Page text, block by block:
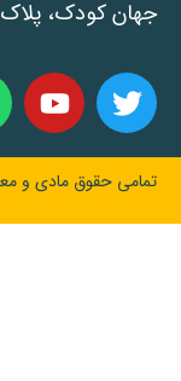
جهان کودک، پلاک ۴۰، طبقه سوم کدپستی: 1517974414